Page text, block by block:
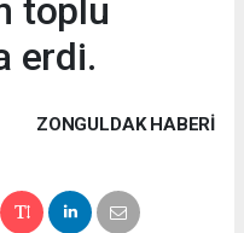
toplu
erdi.
ZONGULDAK HABERİ